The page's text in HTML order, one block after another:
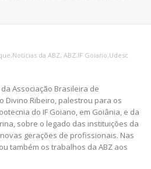
,Notícias da ABZ, ABZ,IF Goiano,Udesc
Associação Brasileira de
Divino Ribeiro, palestrou para os
do IF Goiano, em Goiânia, e da
sobre o legado das instituições da
gerações de profissionais. Nas
também os trabalhos da ABZ aos